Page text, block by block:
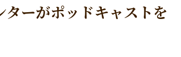
ーがポッドキャストを